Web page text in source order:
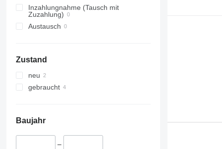
Inzahlungnahme (Tausch mit
Zuzahlung)
Austausch
Zustand
neu
gebraucht
Baujahr
–